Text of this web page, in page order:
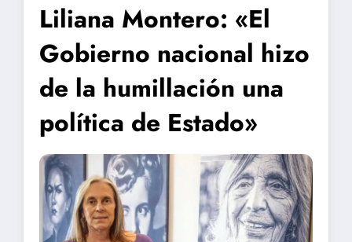
Liliana Montero: «El
Gobierno nacional hizo
de la humillación una
política de Estado»